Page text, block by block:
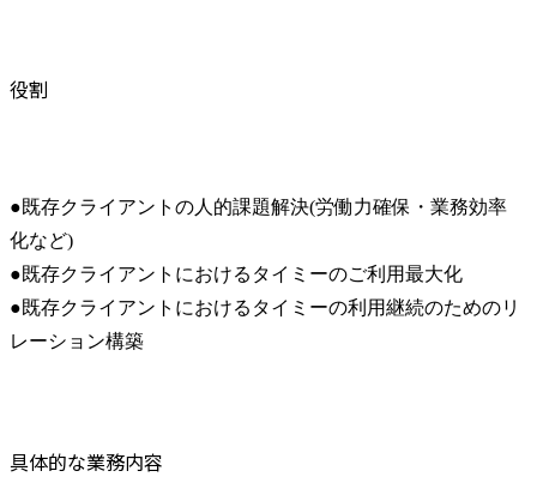
役割
●既存クライアントの人的課題解決(労働力確保・業務効率
化など)
●既存クライアントにおけるタイミーのご利用最大化
●既存クライアントにおけるタイミーの利用継続のためのリ
レーション構築
具体的な業務内容